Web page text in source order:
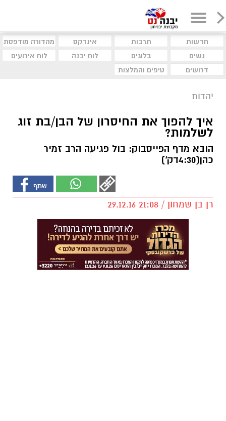
חדשות תרבות אינדקס
מהדורה מודפסת
נשים
בלוגים לוח יבנה
לוח אירועים
דרושים
טיפים והמלצות
יהדות
איך להפוך את החיסרון של הבן/בת זוג
לשלמות?
הובא מדף הפייסבוק: בול פגיעה הרב זמיר
כהן(4:30דק')
רן בן שמחון / 21:08 29.12.16